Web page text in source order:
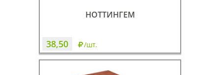
НОТТИНГЕМ
38,50 /шт.